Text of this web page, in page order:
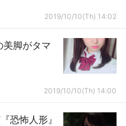
2019/10/10(Th) 14:02
美脚がタマ
2019/10/10(Th) 14:00
恐怖人形』